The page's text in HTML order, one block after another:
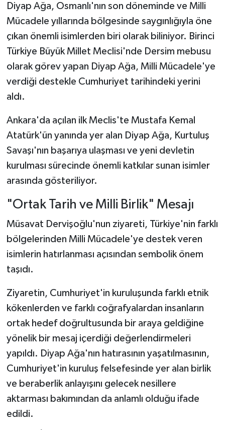
Diyap Ağa, Osmanlı'nın son döneminde ve Milli
Mücadele yıllarında bölgesinde saygınlığıyla öne
çıkan önemli isimlerden biri olarak biliniyor. Birinci
Türkiye Büyük Millet Meclisi'nde Dersim mebusu
olarak görev yapan Diyap Ağa, Milli Mücadele'ye
verdiği destekle Cumhuriyet tarihindeki yerini
aldı.
Ankara'da açılan ilk Meclis'te Mustafa Kemal
Atatürk'ün yanında yer alan Diyap Ağa, Kurtuluş
Savaşı'nın başarıya ulaşması ve yeni devletin
kurulması sürecinde önemli katkılar sunan isimler
arasında gösteriliyor.
"Ortak Tarih ve Milli Birlik" Mesajı
Müsavat Dervişoğlu'nun ziyareti, Türkiye'nin farklı
bölgelerinden Milli Mücadele'ye destek veren
isimlerin hatırlanması açısından sembolik önem
taşıdı.
Ziyaretin, Cumhuriyet'in kuruluşunda farklı etnik
kökenlerden ve farklı coğrafyalardan insanların
ortak hedef doğrultusunda bir araya geldiğine
yönelik bir mesaj içerdiği değerlendirmeleri
yapıldı. Diyap Ağa'nın hatırasının yaşatılmasının,
Cumhuriyet'in kuruluş felsefesinde yer alan birlik
ve beraberlik anlayışını gelecek nesillere
aktarması bakımından da anlamlı olduğu ifade
edildi.